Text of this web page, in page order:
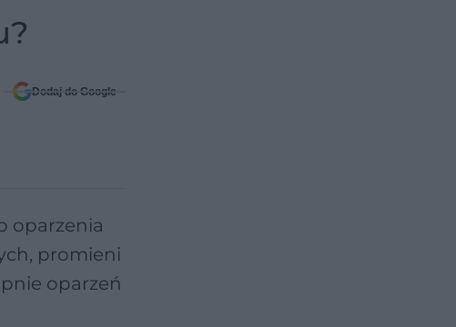
Dodaj do Google
oparzenia
promieni
oparzeń